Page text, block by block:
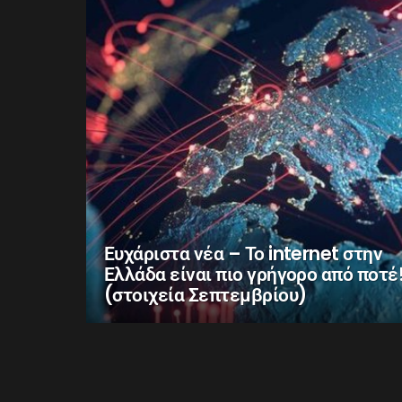
Ευχάριστα νέα – Το internet στην
Ελλάδα είναι πιο γρήγορο από
(στοιχεία Σεπτεμβρίου)